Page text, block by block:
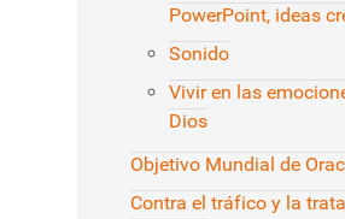
PowerPoint, ideas
Sonido
Vivir en las
Dios
Objetivo Mundial de
Contra el tráfico y la